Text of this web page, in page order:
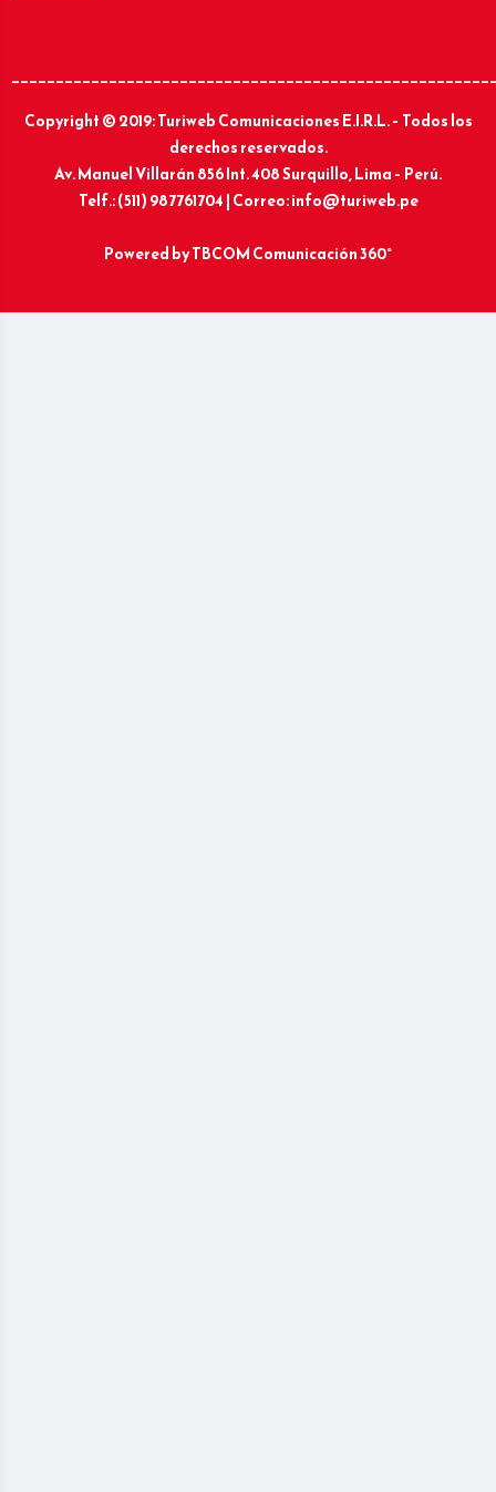
Copyright © 2019: Turiweb Comunicaciones E.I.R.L. – Todos los
derechos reservados.
Av. Manuel Villarán 856 Int. 408 Surquillo, Lima – Perú.
Telf.: (511) 987761704 | Correo: info@turiweb.pe
Powered byTBCOM Comunicación 360°